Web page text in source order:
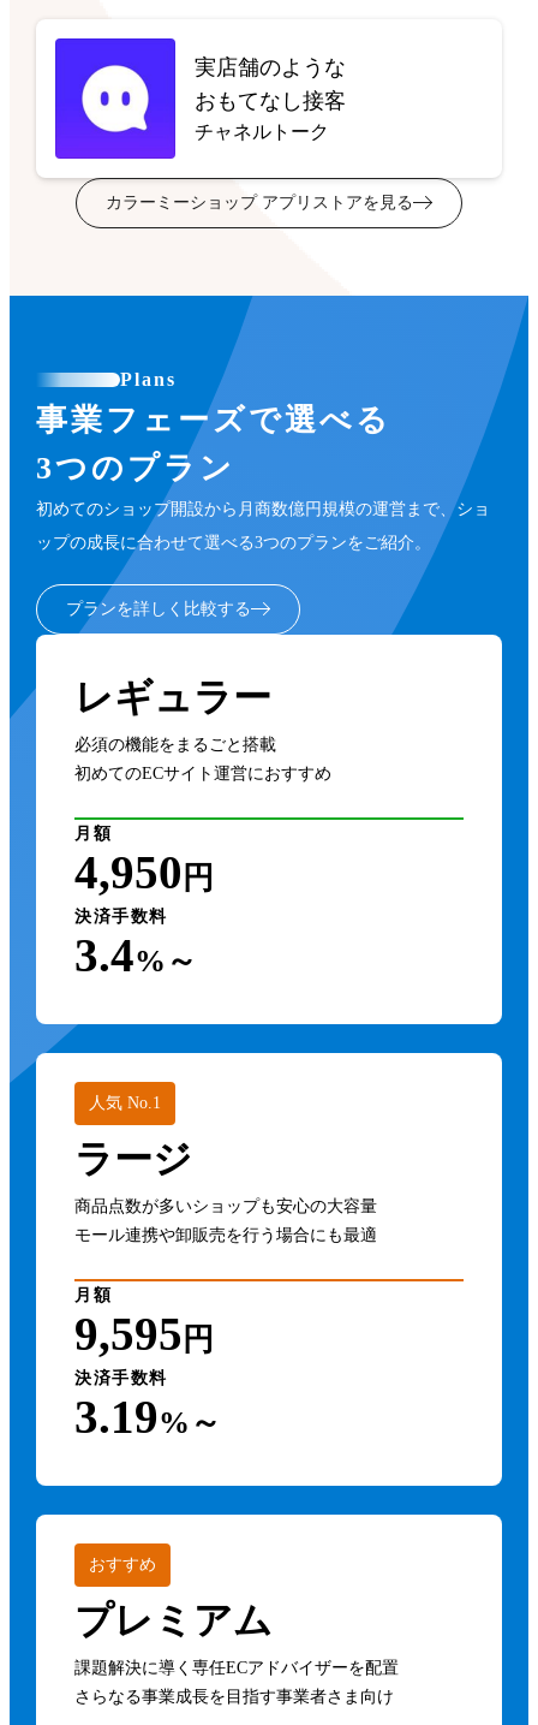
実店舗のような
おもてなし接客
チャネルトーク
カラーミーショップ アプリストアを見る
Plans
事業フェーズで選べる
3つのプラン
初めてのショップ開設から月商数億円規模の運営まで、ショ
ップの成長に合わせて選べる3つのプランをご紹介。
プランを詳しく比較する
レギュラー
必須の機能をまるごと搭載
初めてのECサイト運営におすすめ
月額
4,950 円
決済手数料
3.4%～
人気 No.1
ラージ
商品点数が多いショップも安心の大容量
モール連携や卸販売を行う場合にも最適
月額
9,595 円
決済手数料
3.19%～
おすすめ
プレミアム
課題解決に導く専任ECアドバイザーを配置
さらなる事業成長を目指す事業者さま向け